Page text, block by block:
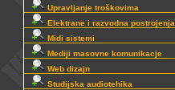
Upravljanje troškovima
Elektrane i razvodna postrojenja
Midi sistemi
Mediji masovne komunikacje
Web dizajn
Studijska audiotehika